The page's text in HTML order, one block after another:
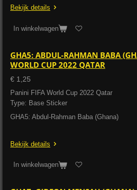
Bekijk details
In winkelwagen
GHA5: ABDUL-RAHMAN BABA
WORLD CUP 2022 QATAR
€ 1,25
Panini FIFA World Cup 2022 Qatar
Type: Base Sticker
GHA5: Abdul-Rahman Baba (Ghana)
Bekijk details
In winkelwagen